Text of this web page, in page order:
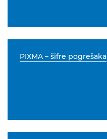
PIXMA – šifre pogrešaka